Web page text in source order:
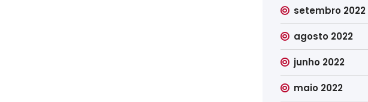
setembro 2022
agosto 2022
junho 2022
maio 2022